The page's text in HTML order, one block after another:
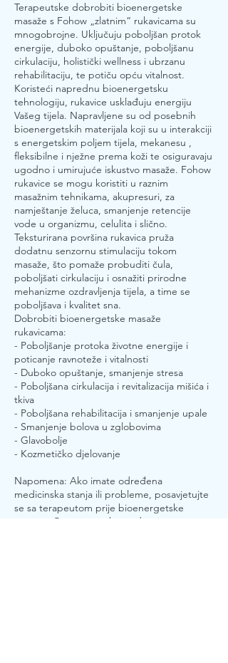
Terapeutske dobrobiti bioenergetske
masaže s Fohow „zlatnim“ rukavicama su
mnogobrojne. Uključuju poboljšan protok
energije, duboko opuštanje, poboljšanu
cirkulaciju, holistički wellness i ubrzanu
rehabilitaciju, te potiču opću vitalnost.
Koristeći naprednu bioenergetsku
tehnologiju, rukavice usklađuju energiju
Vašeg tijela. Napravljene su od posebnih
bioenergetskih materijala koji su u interakciji
s energetskim poljem tijela, mekanesu ,
fleksibilne i nježne prema koži te osiguravaju
ugodno i umirujuće iskustvo masaže. Fohow
rukavice se mogu koristiti u raznim
masažnim tehnikama, akupresuri, za
namještanje želuca, smanjenje retencije
vode u organizmu, celulita i slično.
Teksturirana površina rukavica pruža
dodatnu senzornu stimulaciju tokom
masaže, što pomaže probuditi čula,
poboljšati cirkulaciju i osnažiti prirodne
mehanizme ozdravljenja tijela, a time se
poboljšava i kvalitet sna.
Dobrobiti bioenergetske masaže
rukavicama:
- Poboljšanje protoka životne energije i
poticanje ravnoteže i vitalnosti
- Duboko opuštanje, smanjenje stresa
- Poboljšana cirkulacija i revitalizacija mišića i
tkiva
- Poboljšana rehabilitacija i smanjenje upale
- Smanjenje bolova u zglobovima
- Glavobolje
- Kozmetičko djelovanje
Napomena: Ako imate određena
medicinska stanja ili probleme, posavjetujte
se sa terapeutom prije bioenergetske
masaže. Ovo se posebno odnosi na